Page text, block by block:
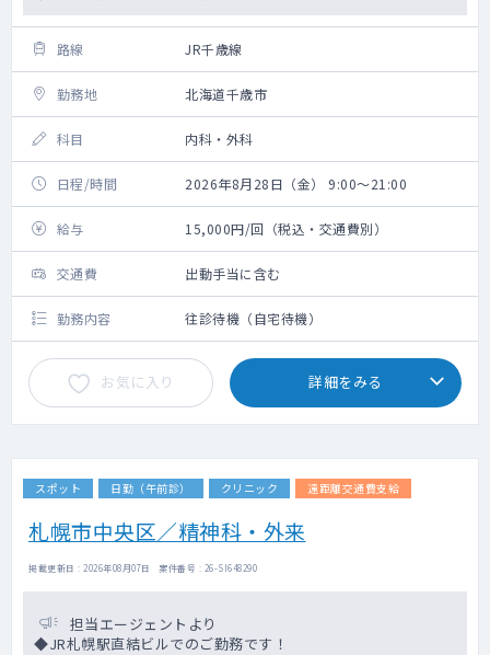
路線 JR千歳線
勤務地 北海道千歳市
科目 内科・外科
日程/時間 2026年8月28日（金） 9:00～21:00
給与 15,000円/回（税込・交通費別）
交通費 出動手当に含む
勤務内容 往診待機（自宅待機）
お気に入り 詳細をみる
スポット 日勤（午前診） クリニック 遠距離交通費支給
札幌市中央区／精神科・外来
掲載更新日 : 2026年08月07日 案件番号 : 26-SI648290
担当エージェントより
◆JR札幌駅直結ビルでのご勤務です！